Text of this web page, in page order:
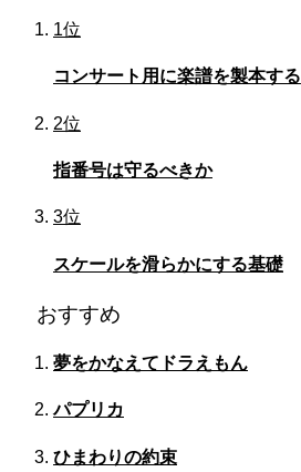
1位
コンサート用に楽譜を製本する
2位
指番号は守るべきか
3位
スケールを滑らかにする基礎
おすすめ
夢をかなえてドラえもん
パプリカ
ひまわりの約束